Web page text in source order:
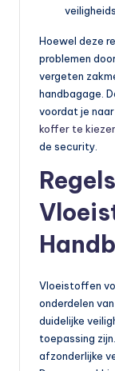
Hoewel deze
problemen
vergeten
handbagage.
voordat je
koffer te
de security.
Vloeistoffen
onderdelen
duidelijke
toepassing
afzonderlijke